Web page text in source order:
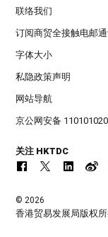
联络我们
订阅商贸全接触电邮
字体大小
私隐政策声明
网站导航
京公网安备
关注 HKTDC
© 2026
香港贸易发展局版权